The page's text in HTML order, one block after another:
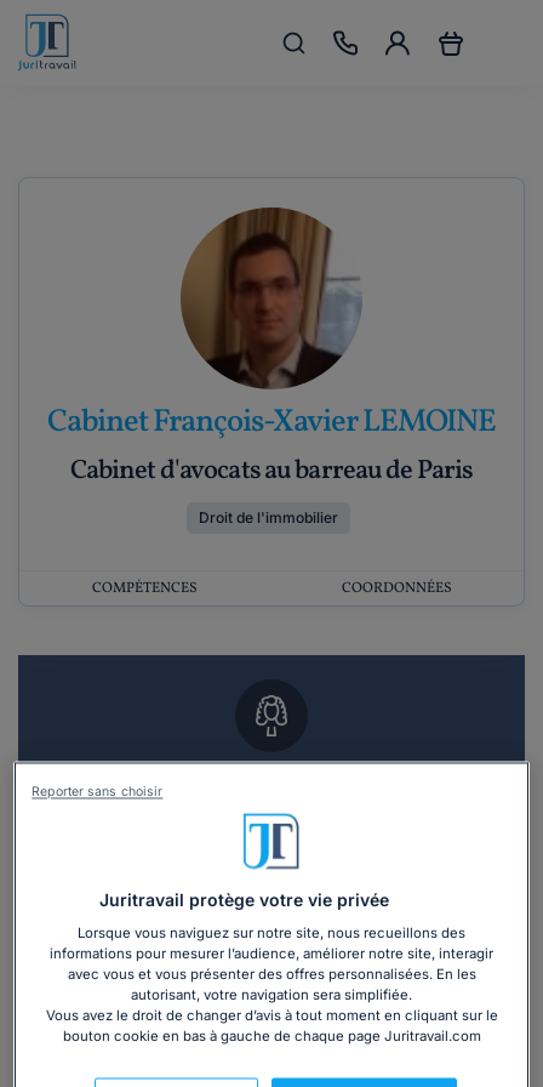
Cabinet François-Xavier LEMOINE
Cabinet d'avocats au barreau de Paris
Droit de l'immobilier
COMPÉTENCES COORDONNÉES
Vous souhaitez un RDV en cabinet avec un
avocat ?
Recevoir des devis d'avocats
3 devis en 48h
Juritravail protège votre vie privée
Lorsque vous naviguez sur notre site, nous recueillons des
informations pour mesurer l’audience, améliorer notre site, interagir
avec vous et vous présenter des offres personnalisées. En les
autorisant, votre navigation sera simplifiée.
Vous avez le droit de changer d’avis à tout moment en cliquant sur le
bouton cookie en bas à gauche de chaque page Juritravail.com
Reporter sans choisir